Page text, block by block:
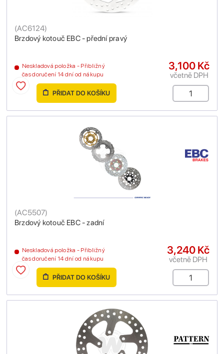
Brzdový kotouč EBC - přední pravý
(AC6124)
Neskladová položka - Přibližný
čas doručení 14 dní od nákupu
3,100 Kč
včetně DPH
PŘIDAT DO KOŠÍKU
Brzdový kotouč EBC - zadní
(AC5507)
Neskladová položka - Přibližný
čas doručení 14 dní od nákupu
3,240 Kč
včetně DPH
PŘIDAT DO KOŠÍKU